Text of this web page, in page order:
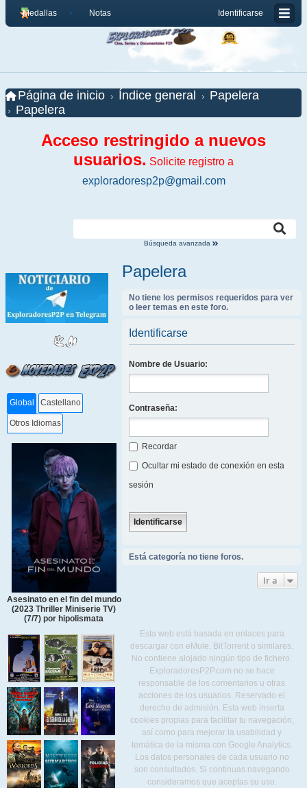
Identificarse
Medallas Notas
Página de inicio Índice general
Papelera
Papelera
Acceso restringido a nuevos
usuarios. Solicite registro a
exploradoresp2p@gmail.com
Búsqueda avanzada
Global Castellano
Otros Idiomas
Asesinato en el fin del mundo
(2023 Thriller Miniserie TV)
(7/7) por hipolismata
Papelera
No tiene los permisos requeridos para ver
o leer temas en este foro.
Identificarse
Nombre de Usuario:
Contraseña:
Recordar
Ocultar mi estado de conexión en esta
sesión
Está categoría no tiene foros.
Ir a
Esta web está basada en enlaces para
descargar con eMule, BitTorrent o similares.
No contiene alojado ningún tipo de fichero.
ExploradoresP2P.com no se hace
responsable de los comentarios u otras
acciones de los usuarios. Reservado el
derecho de admisión. Esta web inserta
cookies propias para facilitar tu navegación,
así como para mejorar la usabilidad y
temática de la misma con Google Analytics.
Los datos personales de cada usuario no
son consultados. Si continuas navegando
consideramos que aceptas su uso.